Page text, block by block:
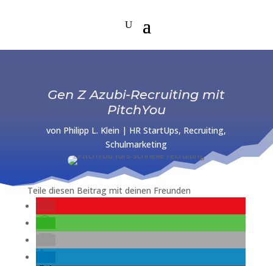
Gen Z Azubi-Recruiting mit
PitchYou
von Philipp L. Klein | HR StartUps, Recruiting,
Schulmarketing
Teile diesen Beitrag mit deinen Freunden